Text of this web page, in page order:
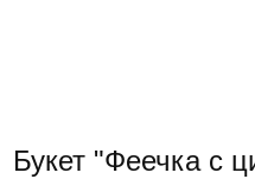
Букет "Феечка с